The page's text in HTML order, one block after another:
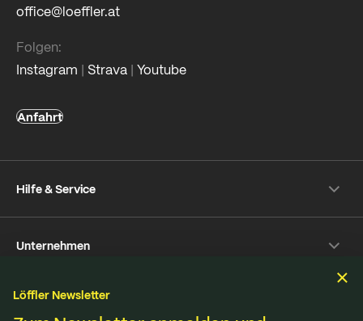
office@loeffler.at
Folgen:
Instagram | Strava | Youtube
Anfahrt
Hilfe & Service
Rückversand
Pflegetipps
Reparaturservice
Unternehmen
Nachhaltigkeit
Nachhaltigkeit
Löffler Newsletter